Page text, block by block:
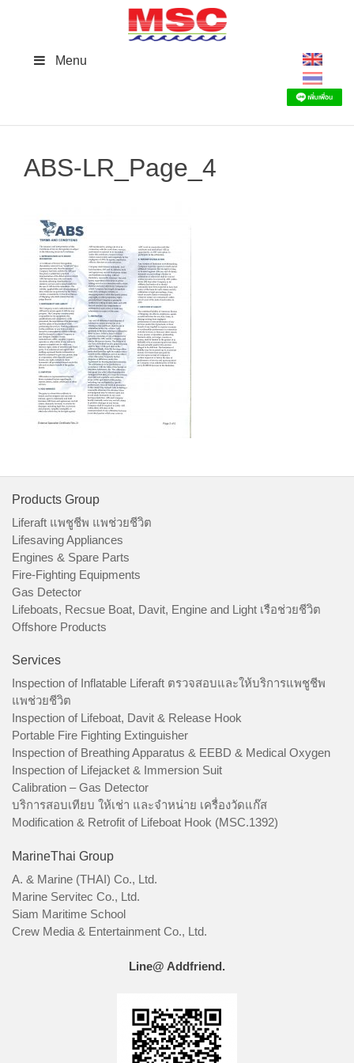
Menu
ABS-LR_Page_4
Products Group
Liferaft แพชูชีพ แพช่วยชีวิต
Lifesaving Appliances
Engines & Spare Parts
Fire-Fighting Equipments
Gas Detector
Lifeboats, Recsue Boat, Davit, Engine and Light เรือช่วยชีวิต
Offshore Products
Services
Inspection of Inflatable Liferaft ตรวจสอบและให้บริการแพชูชีพ
แพช่วยชีวิต
Inspection of Lifeboat, Davit & Release Hook
Portable Fire Fighting Extinguisher
Inspection of Breathing Apparatus & EEBD & Medical Oxygen
Inspection of Lifejacket & Immersion Suit
Calibration – Gas Detector
บริการสอบเทียบ ให้เช่า และจำหน่าย เครื่องวัดแก๊ส
Modification & Retrofit of Lifeboat Hook (MSC.1392)
MarineThai Group
A. & Marine (THAI) Co., Ltd.
Marine Servitec Co., Ltd.
Siam Maritime School
Crew Media & Entertainment Co., Ltd.
Line@ Addfriend.